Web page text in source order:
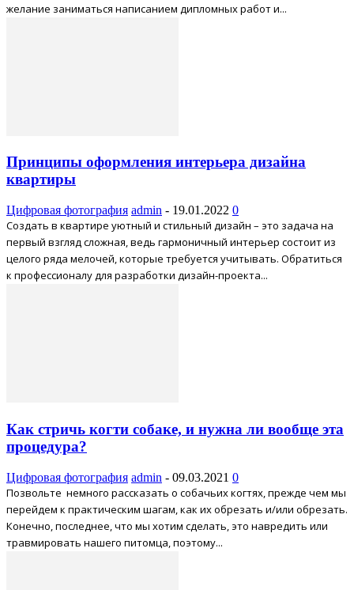
желание заниматься написанием дипломных работ и...
Принципы оформления интерьера дизайна
квартиры
Цифровая фотография admin - 19.01.2022 0
Создать в квартире уютный и стильный дизайн – это задача на
первый взгляд сложная, ведь гармоничный интерьер состоит из
целого ряда мелочей, которые требуется учитывать. Обратиться
к профессионалу для разработки дизайн-проекта...
Как стричь когти собаке, и нужна ли вообще эта
процедура?
Цифровая фотография admin - 09.03.2021 0
Позвольте немного рассказать о собачьих когтях, прежде чем мы
перейдем к практическим шагам, как их обрезать и/или обрезать.
Конечно, последнее, что мы хотим сделать, это навредить или
травмировать нашего питомца, поэтому...